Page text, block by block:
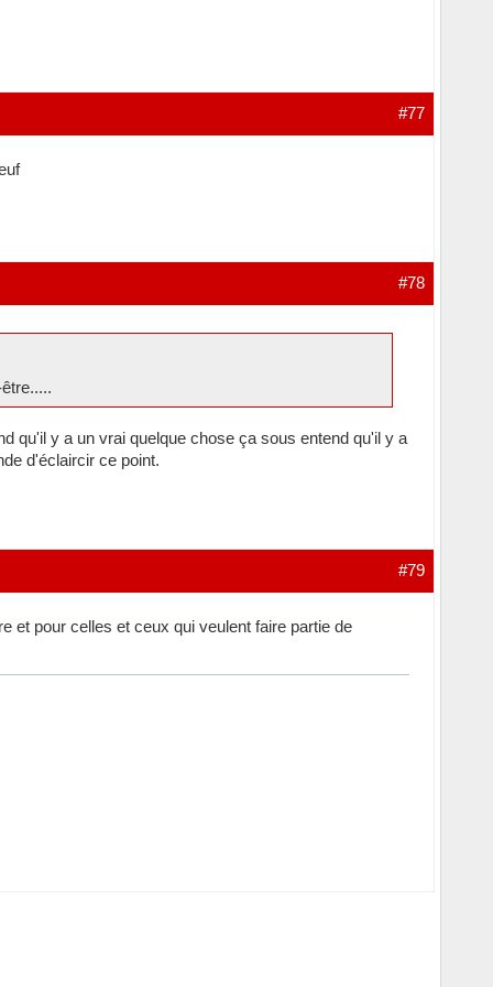
#77
#78
qu'il y a un vrai quelque chose ça sous entend qu'il y a
d'éclaircir ce point.
#79
et pour celles et ceux qui veulent faire partie de